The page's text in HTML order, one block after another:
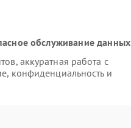
обслуживание данных
аккуратная работа с
конфиденциальность и